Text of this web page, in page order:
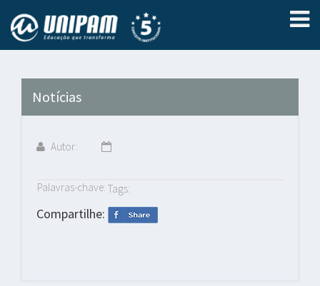
Notícias
Autor:
Palavras-chave: Tags:
Compartilhe: